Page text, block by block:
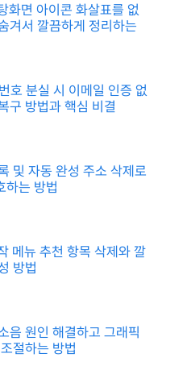
화면 아이콘 화살표를 없
겨서 깔끔하게 정리하는
호 분실 시 이메일 인증 없
구 방법과 핵심 비결
및 자동 완성 주소 삭제로
하는 방법
메뉴 추천 항목 삭제와 깔
방법
음 원인 해결하고 그래픽
절하는 방법